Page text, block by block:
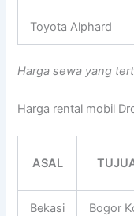
Toyota Alphard
Harga sewa yang
Harga rental mobil
ASAL
Bekasi Bogor